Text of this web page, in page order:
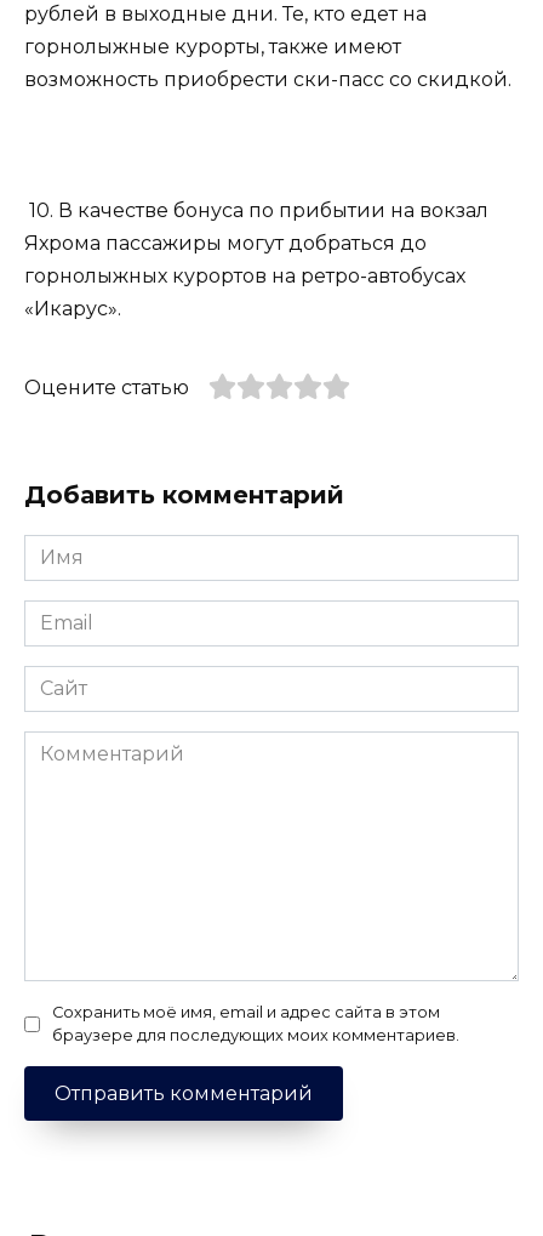
рублей в выходные дни. Те, кто едет на
горнолыжные курорты, также имеют
возможность приобрести ски-пасс со скидкой.
10. В качестве бонуса по прибытии на вокзал
Яхрома пассажиры могут добраться до
горнолыжных курортов на ретро-автобусах
«Икарус».
Оцените статью
Добавить комментарий
Имя
*
Email
*
Сайт
Комментарий
Сохранить моё имя, email и адрес сайта в этом
браузере для последующих моих комментариев.